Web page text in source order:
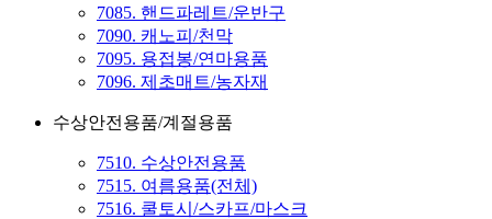
7085. 핸드파레트/운반구
7090. 캐노피/천막
7095. 용접봉/연마용품
7096. 제초매트/농자재
수상안전용품/계절용품
7510. 수상안전용품
7515. 여름용품(전체)
7516. 쿨토시/스카프/마스크